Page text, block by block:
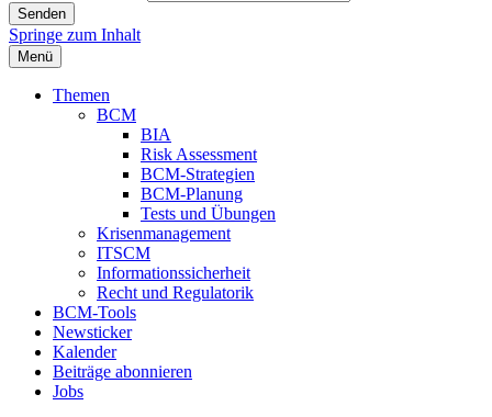
Springe zum Inhalt
Menü
Themen
BCM
BIA
Risk Assessment
BCM-Strategien
BCM-Planung
Tests und Übungen
Krisenmanagement
ITSCM
Informationssicherheit
Recht und Regulatorik
BCM-Tools
Newsticker
Kalender
Beiträge abonnieren
Jobs